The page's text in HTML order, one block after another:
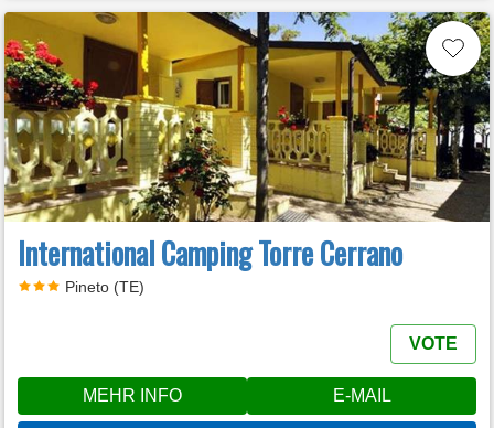
International Camping Torre Cerrano
Pineto (TE)
VOTE
MEHR INFO E-MAIL